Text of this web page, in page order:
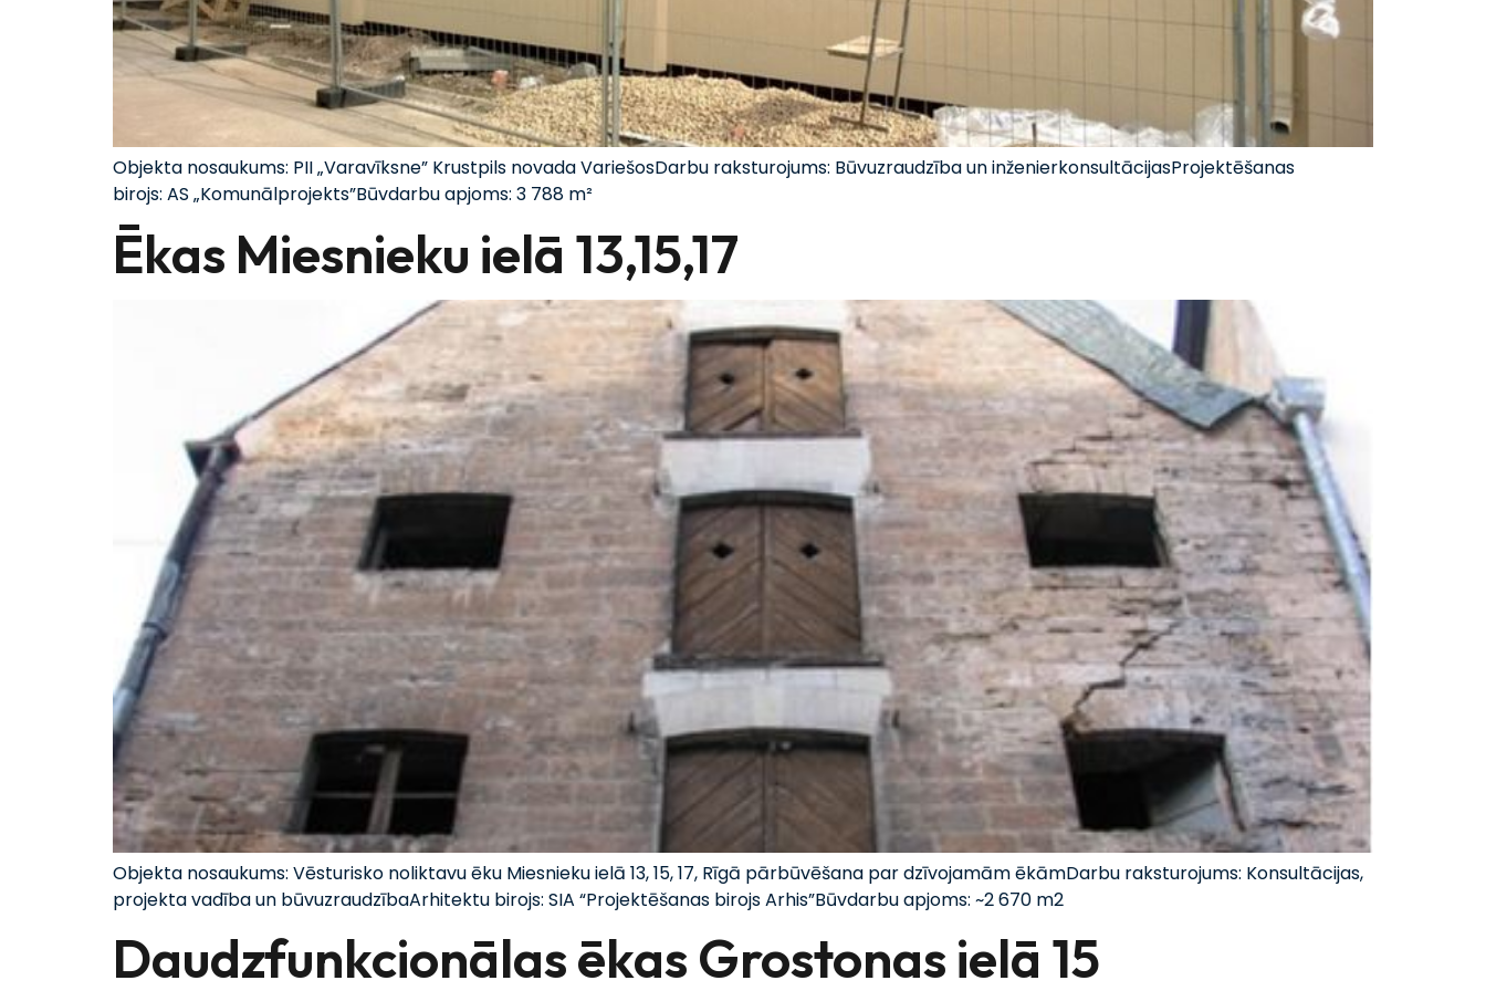
Objekta nosaukums: PII „Varavīksne” Krustpils novada VariešosDarbu raksturojums: Būvuzraudzība un inženierkonsultācijasProjektēšanas
birojs: AS „Komunālprojekts”Būvdarbu apjoms: 3 788 m²
Ēkas Miesnieku ielā 13,15,17
Objekta nosaukums: Vēsturisko noliktavu ēku Miesnieku ielā 13, 15, 17, Rīgā pārbūvēšana par dzīvojamām ēkāmDarbu raksturojums: Konsultācijas,
projekta vadība un būvuzraudzībaArhitektu birojs: SIA “Projektēšanas birojs Arhis”Būvdarbu apjoms: ~2 670 m2
Daudzfunkcionālas ēkas Grostonas ielā 15